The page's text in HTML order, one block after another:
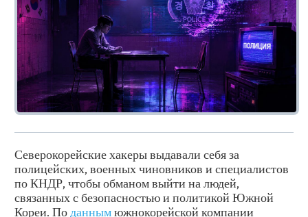
Северокорейские хакеры выдавали себя за
полицейских, военных чиновников и специалистов
по КНДР, чтобы обманом выйти на людей,
связанных с безопасностью и политикой Южной
Кореи. Поданнымюжнокорейской компании